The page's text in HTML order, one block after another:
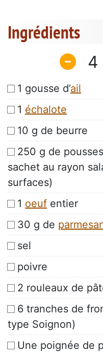
Ingrédients
4
1 gousse d’ail
1 échalote
10 g de beurre
250 g de pousses
sachet au rayon
surfaces)
1 oeuf entier
30 g de
sel
poivre
2 rouleaux de
6 tranches de
type Soignon)
Une poignée de